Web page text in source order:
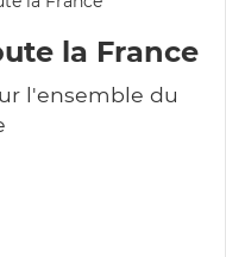
la France
l'ensemble du